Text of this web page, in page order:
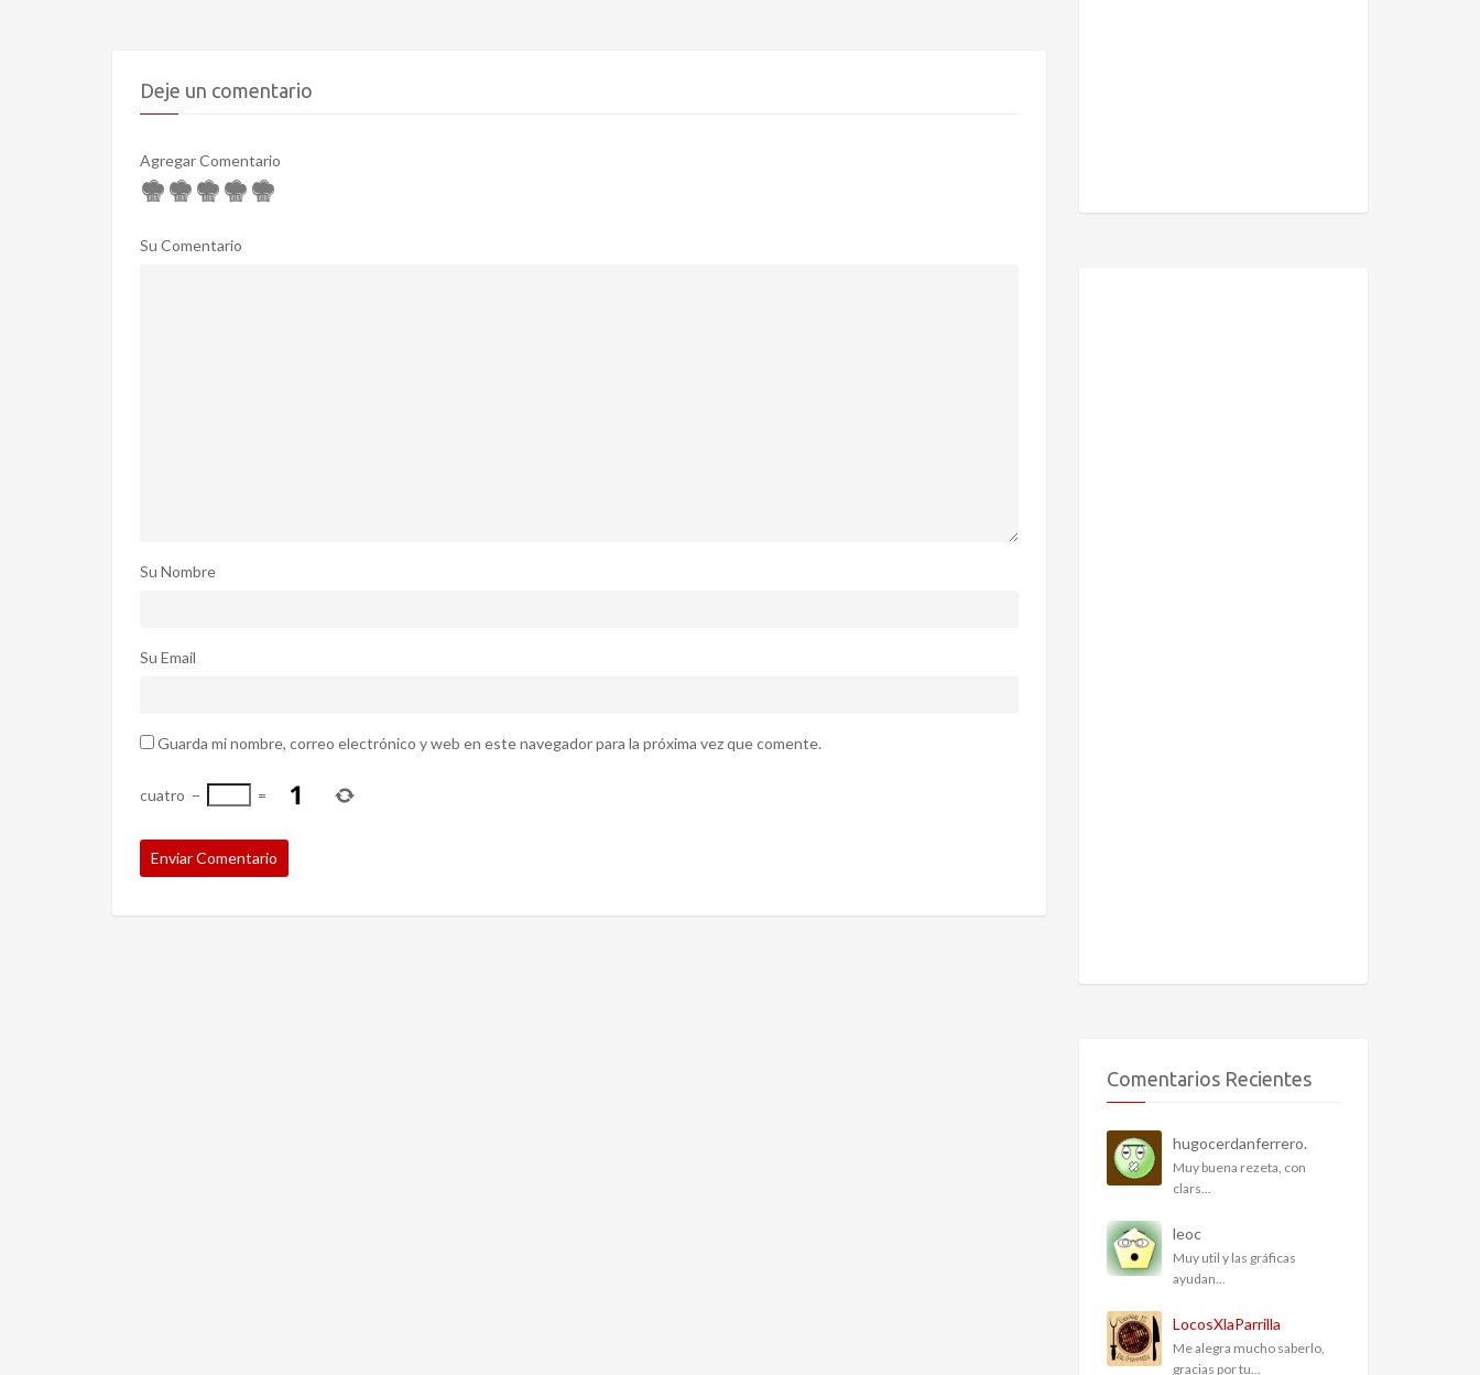
Deje un comentario
Agregar Comentario
Su Comentario
Su Nombre
Su Email
Guarda mi nombre, correo electrónico y web en este navegador para la próxima vez que comente.
cuatro − =
Comentarios Recientes
hugocerdanferrero.
Muy buena rezeta, con
clars...
leoc
Muy util y las gráficas
ayudan...
LocosXlaParrilla
Me alegra mucho saberlo,
gracias por tu...